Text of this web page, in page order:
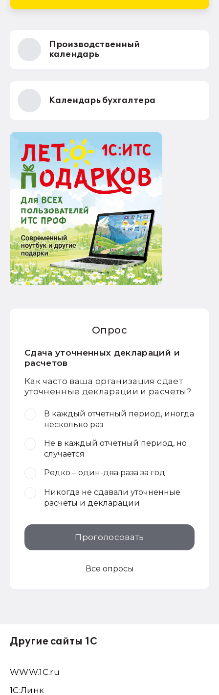
Производственный
календарь
Календарь бухгалтера
Опрос
Сдача уточненных деклараций и
расчетов
Как часто ваша организация сдает
уточненные декларации и расчеты?
В каждый отчетный период, иногда
несколько раз
Не в каждый отчетный период, но
случается
Редко – один-два раза за год
Никогда не сдавали уточненные
расчеты и декларации
Проголосовать
Все опросы
Другие сайты 1С
WWW.1С.ru
1С:Линк